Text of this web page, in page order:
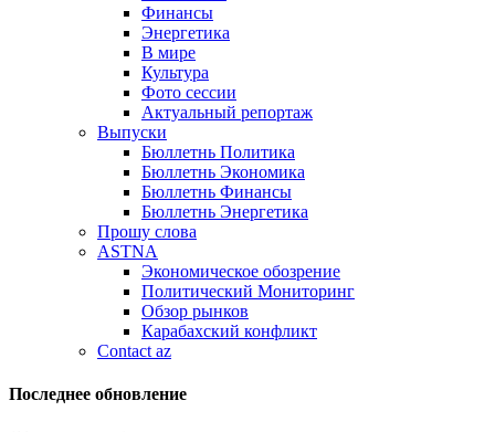
Финансы
Энергетика
В мире
Культура
Фото сессии
Актуальный репортаж
Выпуски
Бюллетнь Политика
Бюллетнь Экономика
Бюллетнь Финансы
Бюллетнь Энергетика
Прошу слова
ASTNA
Экономическое обозрение
Политический Мониторинг
Обзор рынков
Карабахский конфликт
Contact az
Последнее обновление